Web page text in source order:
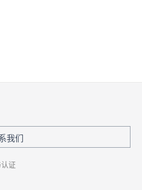
我们
证